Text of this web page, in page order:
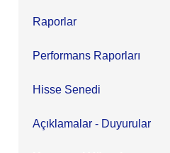
Raporlar
Performans Raporları
Hisse Senedi
Açıklamalar - Duyurular